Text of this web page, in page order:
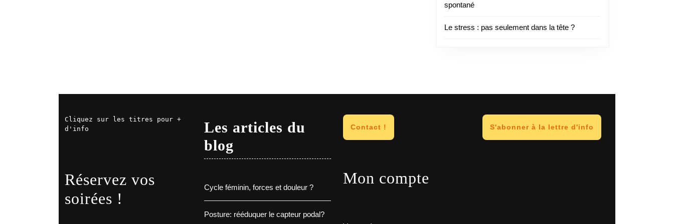
spontané
Le stress : pas seulement dans la tête ?
Cliquez sur les titres pour +
d'info
Réservez vos
soirées !
Les articles du
blog
Cycle féminin, forces et douleur ?
Posture: rééduquer le capteur podal?
Contact !
Mon compte
S'abonner à la lettre d'info